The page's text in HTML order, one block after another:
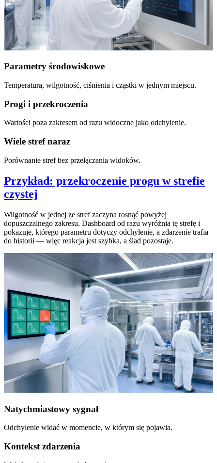
Parametry środowiskowe
Temperatura, wilgotność, ciśnienia i cząstki w jednym miejscu.
Progi i przekroczenia
Wartości poza zakresem od razu widoczne jako odchylenie.
Wiele stref naraz
Porównanie stref bez przełączania widoków.
Przykład: przekroczenie progu w strefie
czystej
Wilgotność w jednej ze stref zaczyna rosnąć powyżej
dopuszczalnego zakresu. Dashboard od razu wyróżnia tę strefę i
pokazuje, którego parametru dotyczy odchylenie, a zdarzenie trafia
do historii — więc reakcja jest szybka, a ślad pozostaje.
Natychmiastowy sygnał
Odchylenie widać w momencie, w którym się pojawia.
Kontekst zdarzenia